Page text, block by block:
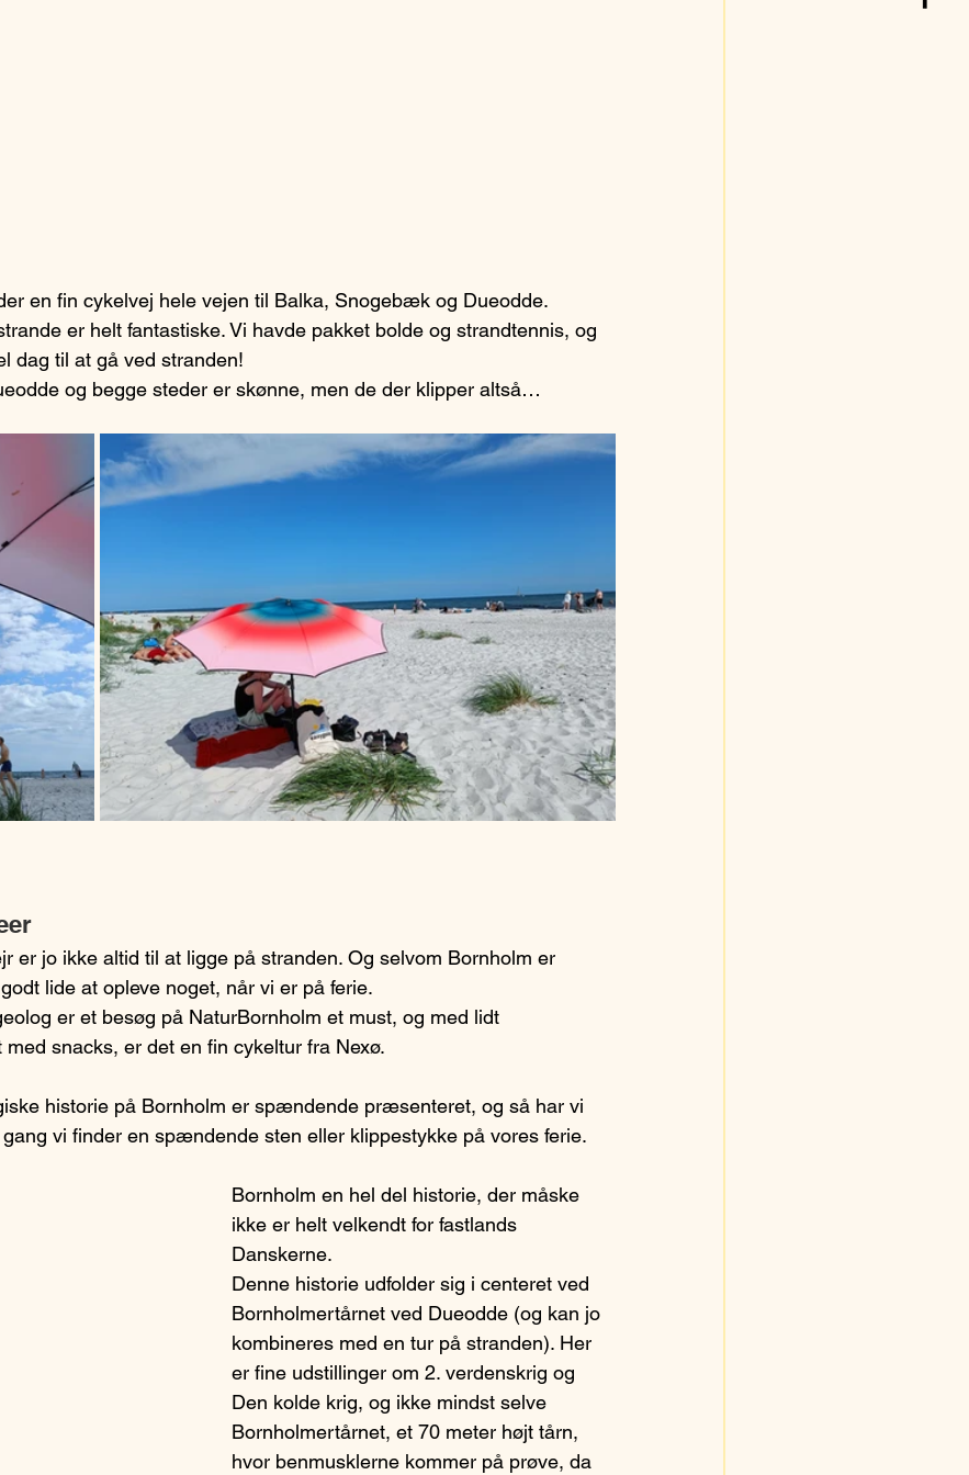
en fin cykelvej hele vejen til Balka, Snogebæk og Dueodde.
er helt fantastiske. Vi havde pakket bolde og strandtennis, og
dag til at gå ved stranden!
og begge steder er skønne, men de der klipper altså…
er jo ikke altid til at ligge på stranden. Og selvom Bornholm er
lide at opleve noget, når vi er på ferie.
er et besøg på NaturBornholm et must, og med lidt
snacks, er det en fin cykeltur fra Nexø.
historie på Bornholm er spændende præsenteret, og så har vi
vi finder en spændende sten eller klippestykke på vores ferie.
Bornholm en hel del historie, der måske
ikke er helt velkendt for fastlands
Danskerne.
Denne historie udfolder sig i centeret ved
Bornholmertårnet ved Dueodde (og kan jo
kombineres med en tur på stranden). Her
er fine udstillinger om 2. verdenskrig og
Den kolde krig, og ikke mindst selve
Bornholmertårnet, et 70 meter højt tårn,
hvor benmusklerne kommer på prøve, da